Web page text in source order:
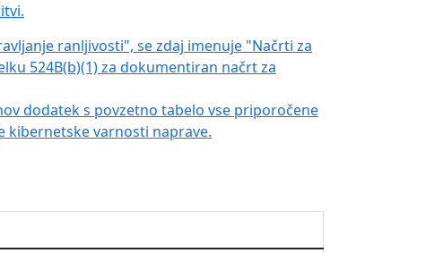
ranljivosti", se zdaj imenuje "Načrti za
524B(b)(1) za dokumentiran načrt za
dodatek s povzetno tabelo vse priporočene
kibernetske varnosti naprave.